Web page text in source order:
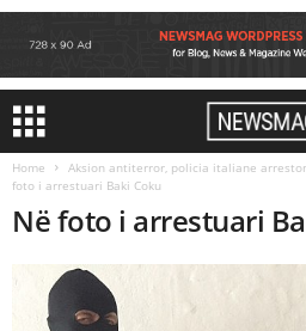
Home Aksion antiterror, policia italiane
foto i arrestuari Baki Coku
Në foto i arrestuari